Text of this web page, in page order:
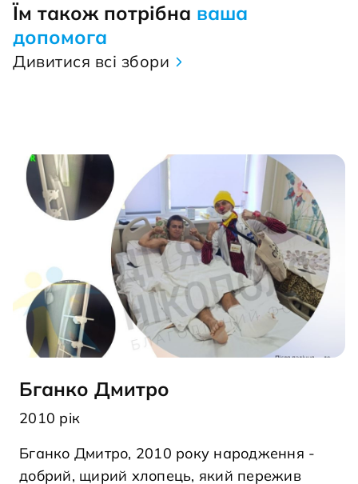
Їм також потрібна ваша
допомога
Дивитися всі збори
Бганко Дмитро
2010 рік
Бганко Дмитро, 2010 року народження -
добрий, щирий хлопець, який пережив